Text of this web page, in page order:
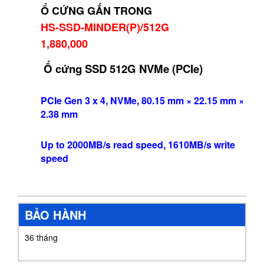
Ổ CỨNG GẮN TRONG
HS-SSD-MINDER(P)/512G
1,880,000
Ổ cứng SSD 512G NVMe (PCIe)
PCIe Gen 3 x 4, NVMe, 80.15 mm × 22.15 mm ×
2.38 mm
Up to 2000MB/s read speed, 1610MB/s write
speed
BẢO HÀNH
36 tháng